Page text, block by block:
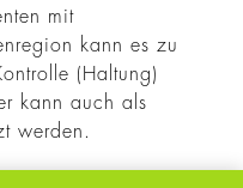
mit
kann es zu
(Haltung)
kann auch als
werden.